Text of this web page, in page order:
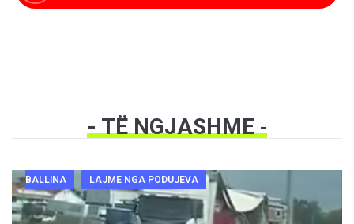
- TË NGJASHME-
BALLINA LAJME NGA PODUJEVA